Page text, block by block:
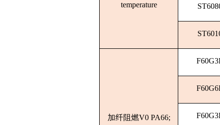
temperature
加纤阻燃V0 PA66;